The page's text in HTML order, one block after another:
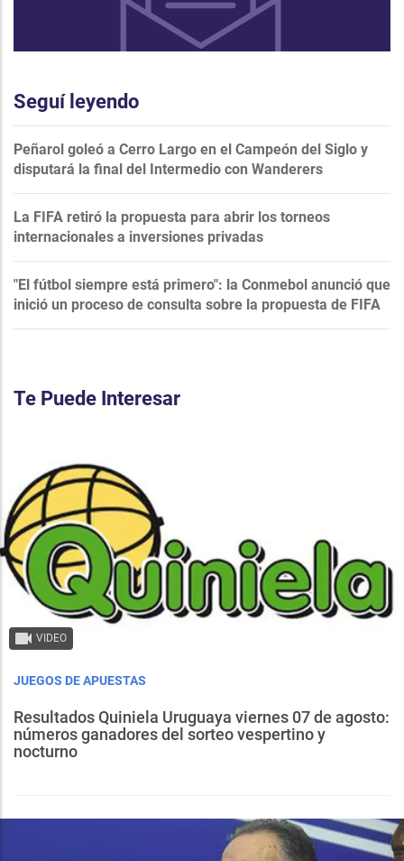
Seguí leyendo
Peñarol goleó a Cerro Largo en el Campeón del Siglo y
disputará la final del Intermedio con Wanderers
La FIFA retiró la propuesta para abrir los torneos
internacionales a inversiones privadas
"El fútbol siempre está primero": la Conmebol anunció que
inició un proceso de consulta sobre la propuesta de FIFA
Te Puede Interesar
VIDEO
JUEGOS DE APUESTAS
Resultados Quiniela Uruguaya viernes 07 de agosto:
números ganadores del sorteo vespertino y
nocturno